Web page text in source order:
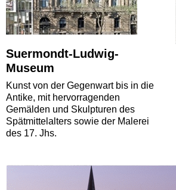
Suermondt-Ludwig-
Museum
Kunst von der Gegenwart bis in die
Antike, mit hervorragenden
Gemälden und Skulpturen des
Spätmittelalters sowie der Malerei
des 17. Jhs.